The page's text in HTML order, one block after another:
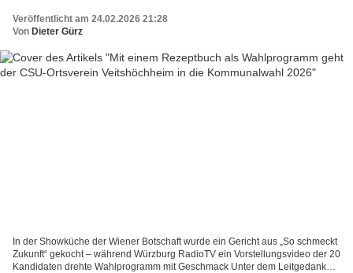
Veröffentlicht am 24.02.2026 21:28
Von Dieter Gürz
In der Showküche der Wiener Botschaft wurde ein Gericht aus „So schmeckt
Zukunft“ gekocht – während Würzburg RadioTV ein Vorstellungsvideo der 20
Kandidaten drehte Wahlprogramm mit Geschmack Unter dem Leitgedanken